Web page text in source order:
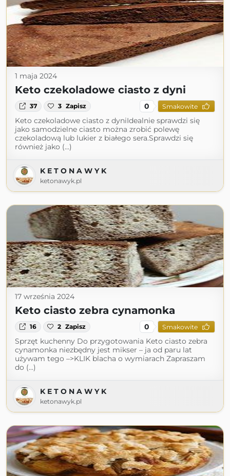
1 maja 2024
Keto czekoladowe ciasto z dyni
37 3 Zapisz 0 Smakowite
Keto czekoladowe ciasto z dyniIdealnie sprawdzi się
jako samodzielne ciasto można zrobić polewę
czekoladową lub lukier z białego sera.Sprawdzi się
również jako (...)
K E T O N A W Y K
ketonawyk.pl
17 września 2024
Keto ciasto zebra cynamonka
16 2 Zapisz 0 Smakowite
Sprzęt kuchenny Do przygotowania Keto ciasto zebra
cynamonka niezbędny jest mikser – ja od paru lat
używam tego –>KLIK blacha o wymiarach Zapraszam
do (...)
K E T O N A W Y K
ketonawyk.pl